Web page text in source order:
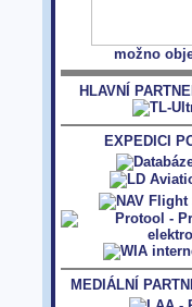
možno
HLAVNÍ
EXPEDICI
MEDIÁLNÍ